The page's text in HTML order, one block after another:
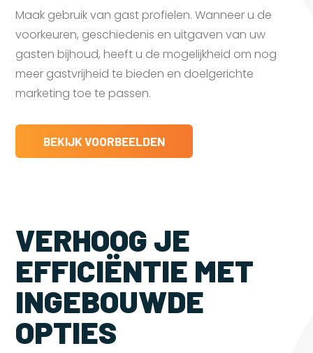
Maak gebruik van gast profielen. Wanneer u de
voorkeuren, geschiedenis en uitgaven van uw
gasten bijhoud, heeft u de mogelijkheid om nog
meer gastvrijheid te bieden en doelgerichte
marketing toe te passen.
BEKIJK VOORBEELDEN
VERHOOG JE
EFFICIËNTIE MET
INGEBOUWDE
OPTIES